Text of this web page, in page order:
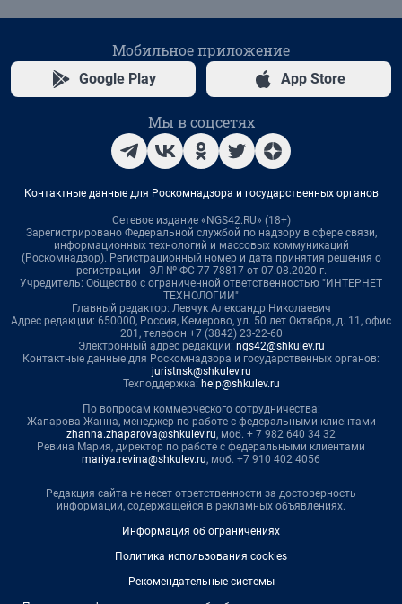
Мобильное приложение
Google Play App Store
Мы в соцсетях
Контактные данные для Роскомнадзора и государственных органов
Сетевое издание «NGS42.RU» (18+)
Зарегистрировано Федеральной службой по надзору в сфере связи,
информационных технологий и массовых коммуникаций
(Роскомнадзор). Регистрационный номер и дата принятия решения о
регистрации - ЭЛ № ФС 77-78817 от 07.08.2020 г.
Учредитель: Общество с ограниченной ответственностью "ИНТЕРНЕТ
ТЕХНОЛОГИИ"
Главный редактор: Левчук Александр Николаевич
Адрес редакции: 650000, Россия, Кемерово, ул. 50 лет Октября, д. 11, офис
201, телефон +7 (3842) 23-22-60
Электронный адрес редакции: ngs42@shkulev.ru
Контактные данные для Роскомнадзора и государственных органов:
juristnsk@shkulev.ru
Техподдержка: help@shkulev.ru
По вопросам коммерческого сотрудничества:
Жапарова Жанна, менеджер по работе с федеральными клиентами
zhanna.zhaparova@shkulev.ru, моб. + 7 982 640 34 32
Ревина Мария, директор по работе с федеральными клиентами
mariya.revina@shkulev.ru, моб. +7 910 402 4056
Редакция сайта не несет ответственности за достоверность
информации, содержащейся в рекламных объявлениях.
Информация об ограничениях
Политика использования cookies
Рекомендательные системы